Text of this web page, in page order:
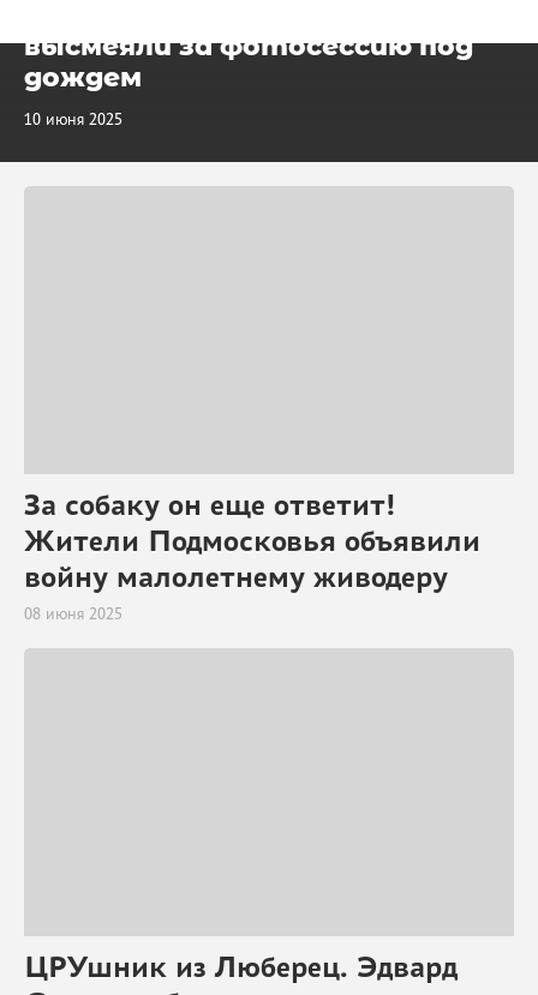
высмеяли за фотосессию под
дождем
10 июня 2025
За собаку он еще ответит!
Жители Подмосковья объявили
войну малолетнему живодеру
08 июня 2025
ЦРУшник из Люберец. Эдвард